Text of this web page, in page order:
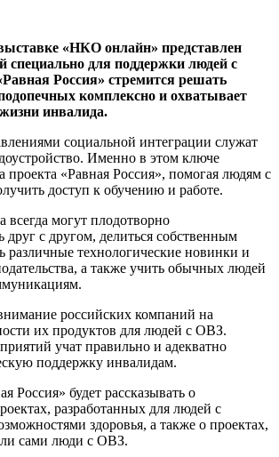
«НКО онлайн» представлен
специально для поддержки людей с
Россия» стремится решать
комплексно и охватывает
инвалида.
социальной интеграции служат
Именно в этом ключе
проекта «Равная Россия», помогая людям с
доступ к обучению и работе.
всегда могут плодотворно
друг с другом, делиться собственным
различные технологические новинки и
а также учить обычных людей
российских компаний на
их продуктов для людей с ОВЗ.
учат правильно и адекватно
поддержку инвалидам.
Россия» будет рассказывать о
разработанных для людей с
здоровья, а также о проектах,
сами люди с ОВЗ.